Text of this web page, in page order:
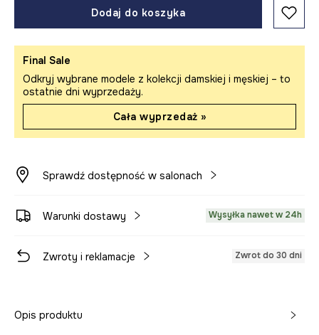
Dodaj do koszyka
Final Sale
Odkryj wybrane modele z kolekcji damskiej i męskiej – to
ostatnie dni wyprzedaży.
Cała wyprzedaż »
Sprawdź dostępność w salonach
Warunki dostawy Wysyłka nawet w 24h
Zwroty i reklamacje Zwrot do 30 dni
Opis produktu